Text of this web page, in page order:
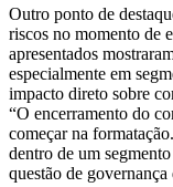
Outro ponto de
riscos no momento de
apresentados
especialmente em
impacto direto sobre
“O encerramento do
começar na
dentro de um
questão de governança